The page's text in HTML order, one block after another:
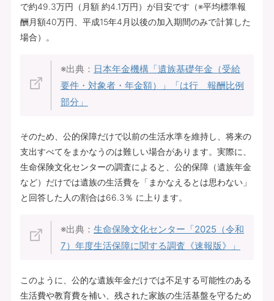
で約49.3万円（月額 約4.1万円）が目安です（※平均標準報
酬月額40万円、平成15年4月以後の加入期間のみで計算した
場合）。
※出典： 日本年金機構「遺族基礎年金（受給
要件・対象者・年金額）
」「は行 報酬比例
部分 」
そのため、公的保障だけで以前の生活水準を維持し、将来の
支出すべてをまかなうのは難しい場合があります。実際に、
生命保険文化センターの調査によると、公的保障（遺族年金
など）だけでは遺族の生活費を「まかなえるとは思わない」
と回答した人の割合は66.3％ に上ります。
※出典： 生命保険文化センター「2025（令和
7）年度生活保障に関する調査《速報版》
」
このように、公的な遺族年金だけでは不足する可能性のある
生活費や教育費を補い、残された家族の生活基盤を守るため